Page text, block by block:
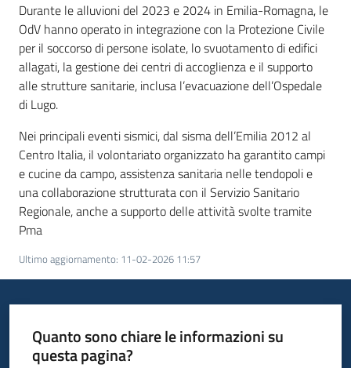
Durante le alluvioni del 2023 e 2024 in Emilia-Romagna, le
OdV hanno operato in integrazione con la Protezione Civile
per il soccorso di persone isolate, lo svuotamento di edifici
allagati, la gestione dei centri di accoglienza e il supporto
alle strutture sanitarie, inclusa l’evacuazione dell’Ospedale
di Lugo.
Nei principali eventi sismici, dal sisma dell’Emilia 2012 al
Centro Italia, il volontariato organizzato ha garantito campi
e cucine da campo, assistenza sanitaria nelle tendopoli e
una collaborazione strutturata con il Servizio Sanitario
Regionale, anche a supporto delle attività svolte tramite
Pma
Ultimo aggiornamento: 11-02-2026 11:57
Quanto sono chiare le informazioni su
questa pagina?